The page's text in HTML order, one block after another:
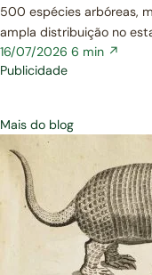
500 espécies arbóreas,
ampla distribuição no
16/07/2026 6 min ↗
Publicidade
Mais do blog